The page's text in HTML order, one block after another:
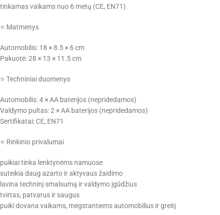
tinkamas vaikams nuo 6 metų (CE, EN71)
⭐ Matmenys
Automobilis: 18 × 8.5 × 6 cm
Pakuotė: 28 × 13 × 11.5 cm
⭐ Techniniai duomenys
Automobilis: 4 × AA baterijos (nepridedamos)
Valdymo pultas: 2 × AA baterijos (nepridedamos)
Sertifikatai: CE, EN71
⭐ Rinkinio privalumai
puikiai tinka lenktynėms namuose
suteikia daug azarto ir aktyvaus žaidimo
lavina techninį smalsumą ir valdymo įgūdžius
tvirtas, patvarus ir saugus
puiki dovana vaikams, mėgstantiems automobilius ir greitį